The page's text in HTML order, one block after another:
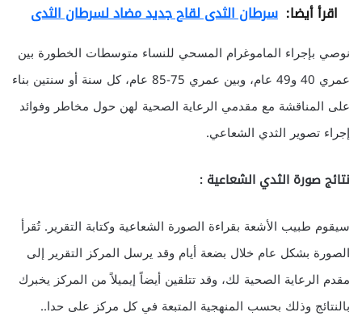
اقرأ أيضا: سرطان الثدى لقاح جديد مضاد لسرطان الثدى
نوصي بإجراء الماموغرام المسحي للنساء متوسطات الخطورة بين
عمري 40 و49 عام، وبين عمري 75-85 عام، كل سنة أو سنتين بناء
على المناقشة مع مقدمي الرعاية الصحية لهن حول مخاطر وفوائد
إجراء تصوير الثدي الشعاعي.
نتائج صورة الثدي الشعاعية :
سيقوم طبيب الأشعة بقراءة الصورة الشعاعية وكتابة التقرير. تُقرأ
الصورة بشكل عام خلال بضعة أيام وقد يرسل المركز التقرير إلى
مقدم الرعاية الصحية لك، وقد تتلقين أيضاً إيميلاً من المركز يخبرك
بالنتائج وذلك بحسب المنهجية المتبعة في كل مركز على حدا..